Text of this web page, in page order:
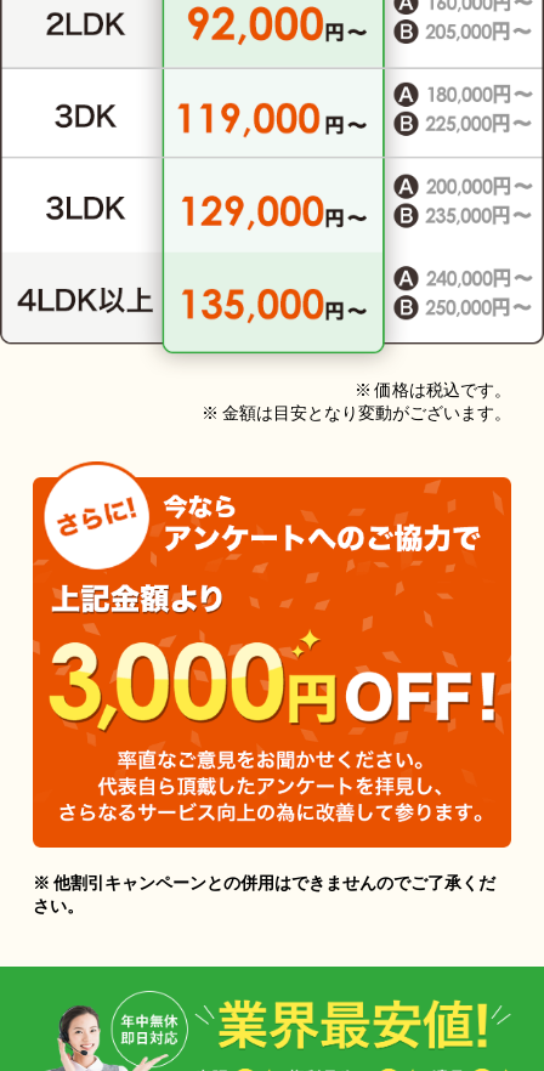
※ 価格は税込です。
※ 金額は目安となり変動がございます。
※ 他割引キャンペーンとの併用はできませんのでご了承くだ
さい。